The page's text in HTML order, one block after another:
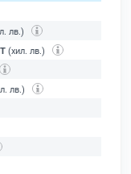
лв.)
(хил. лв.)
лв.)